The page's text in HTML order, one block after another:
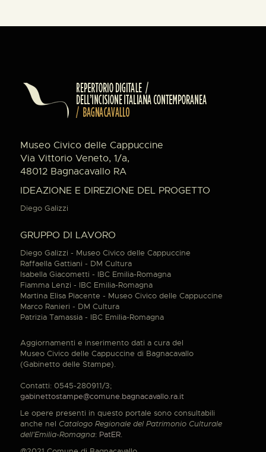
Museo Civico delle Cappuccine
Via Vittorio Veneto, 1/a,
48012 Bagnacavallo RA
IDEAZIONE E DIREZIONE DEL PROGETTO
Diego Galizzi
GRUPPO DI LAVORO
Diego Galizzi - Museo Civico delle Cappuccine
Raffaella Gattiani - DM Cultura
Isabella Giacometti - IBC Emilia-Romagna
Fiamma Lenzi - IBC Emilia-Romagna
Martina Elisa Piacente - Museo Civico delle Cappuccine
Marco Ranieri - DM Cultura
Patrizia Tamassia - IBC Emilia-Romagna
Aggiornamenti e inserimento dati a cura del
Museo Civico delle Cappuccine di Bagnacavallo
(Gabinetto delle Stampe).
Contatti: 0545-280911/3;
gabinettostampe@comune.bagnacavallo.ra.it
Le opere presenti in questo portale sono consultabili
anche nel Catalogo Regionale del Patrimonio Culturale
dell'Emilia-Romagna: PatER.